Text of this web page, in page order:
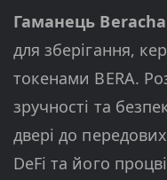
Гаманець
для зберігання,
токенами BERA.
зручності та
двері до
DeFi та його